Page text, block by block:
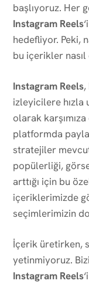
başlıyoruz. Her
Instagram Reels
hedefliyor. Peki,
bu içerikler
Instagram Reels
izleyicilere hızla
olarak
platformda
stratejiler
popülerliği,
arttığı için bu
içeriklerimizde
seçimlerimizin
İçerik üretirken,
yetinmiyoruz.
Instagram Reels